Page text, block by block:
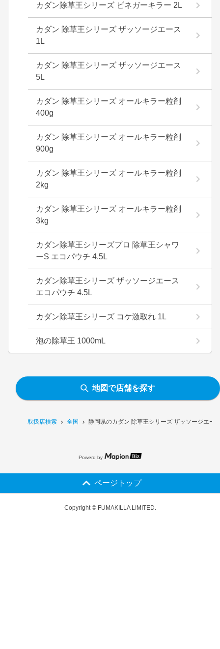
取扱店検索 全国 静岡県のカダン 除草王シリーズ ザッソージエー
カダン除草王シリーズ ビネガーキラー 2L
カダン 除草王シリーズ ザッソージエース
1L
カダン 除草王シリーズ ザッソージエース
5L
カダン 除草王シリーズ オールキラー粒剤
400g
カダン 除草王シリーズ オールキラー粒剤
900g
カダン 除草王シリーズ オールキラー粒剤
2kg
カダン 除草王シリーズ オールキラー粒剤
3kg
カダン除草王シリーズプロ 除草王シャワ
ーS エコパウチ 4.5L
カダン除草王シリーズ ザッソージエース
エコパウチ 4.5L
カダン除草王シリーズ コケ激取れ 1L
泡の除草王 1000mL
地図で店舗を探す
Powerd by
ページトップ
Copyright © FUMAKILLA LIMITED.